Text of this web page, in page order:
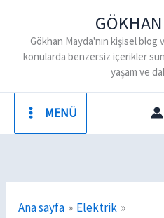
Gökhan Mayda'nın kişisel
konularda benzersiz içerikler
yaşam ve
MENÜ
Ana sayfa
Elektrik